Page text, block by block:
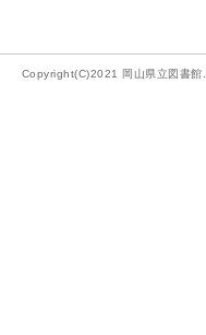
Copyright(C)2021 岡山県立図書